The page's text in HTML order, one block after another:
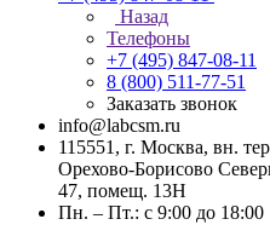
Назад
Телефоны
+7 (495) 847-08-11
8 (800) 511-77-51
Заказать звонок
info@labcsm.ru
115551, г. Москва, вн.
Орехово-Борисово
47, помещ. 13Н
Пн. – Пт.: с 9:00 до 18:00